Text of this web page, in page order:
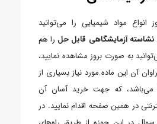
انواع مواد شیمیایی را می‌توانید
آزمایشگاهی قابل حل را هم
به صورت بروز مشاهده نمایید،
آن این ماده مورد نیاز بسیاری از
می‌باشد، که جهت خرید آسان آن
در همین صفحه اقدام نمایید. در